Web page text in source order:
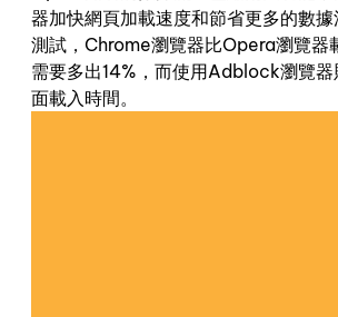
器加快網頁加載速度和節省更多的數
測試，Chrome瀏覽器比Opera瀏覽器
需要多出14%，而使用Adblock瀏覽
面載入時間。